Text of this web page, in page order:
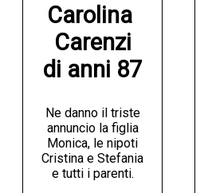
Carolina
Carenzi
di anni 87
Ne danno il triste
annuncio la figlia
Monica, le nipoti
Cristina e Stefania
e tutti i parenti.